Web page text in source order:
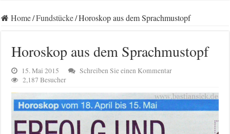
Home/Fundstücke/Horoskop aus dem Sprachmustopf
Horoskop aus dem Sprachmustopf
15. Mai 2015
Schreiben Sie einen Kommentar
2,187 Besucher